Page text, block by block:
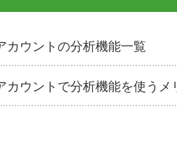
カウントの分析機能一覧
カウントで分析機能を使うメ